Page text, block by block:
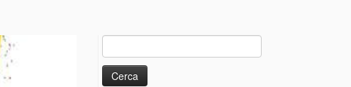
per: